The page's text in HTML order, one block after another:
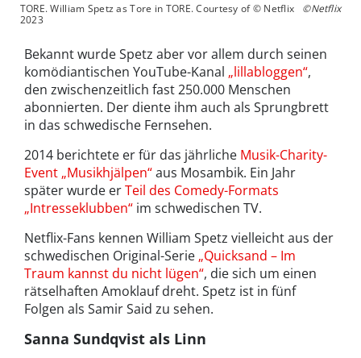
TORE. William Spetz as Tore in TORE. Courtesy of © Netflix
2023
©Netflix
Bekannt wurde Spetz aber vor allem durch seinen
komödiantischen YouTube-Kanal „lillabloggen“,
den zwischenzeitlich fast 250.000 Menschen
abonnierten. Der diente ihm auch als Sprungbrett
in das schwedische Fernsehen.
2014 berichtete er für das jährliche Musik-Charity-
Event „Musikhjälpen“aus Mosambik. Ein Jahr
später wurde erTeil des Comedy-Formats
„Intresseklubben“ im schwedischen TV.
Netflix-Fans kennen William Spetz vielleicht aus der
schwedischen Original-Serie „Quicksand – Im
Traum kannst du nicht lügen“, die sich um einen
rätselhaften Amoklauf dreht. Spetz ist in fünf
Folgen als Samir Said zu sehen.
Sanna Sundqvist als Linn